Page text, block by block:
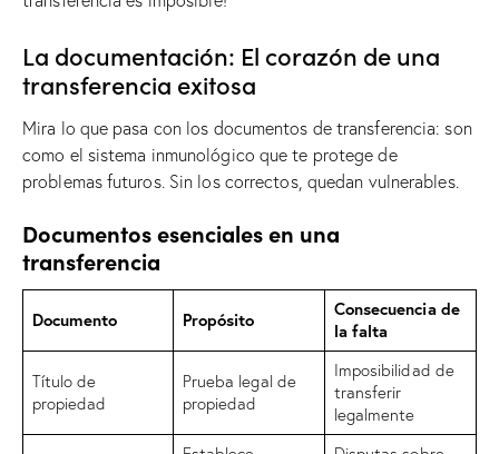
La documentación: El corazón de una
transferencia exitosa
Mira lo que pasa con los documentos de transferencia: son
como el sistema inmunológico que te protege de
problemas futuros. Sin los correctos, quedan vulnerables.
Documentos esenciales en una
transferencia
Documento Propósito
Consecuencia de
la falta
Título de
propiedad
Prueba legal de
propiedad
Imposibilidad de
transferir
legalmente